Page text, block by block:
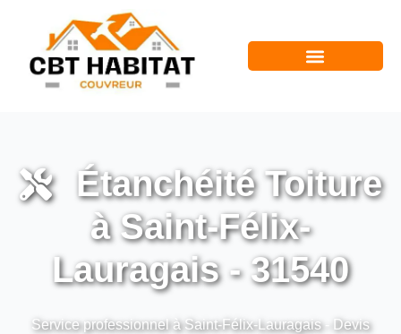
Étanchéité Toiture
à Saint-Félix-
Lauragais - 31540
Service professionnel à Saint-Félix-Lauragais - Devis